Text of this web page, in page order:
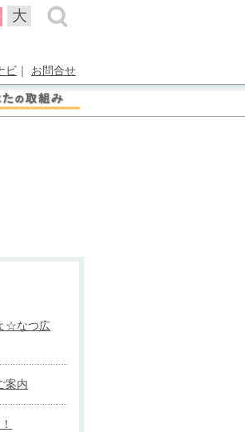
大
ビ ｜ お問合せ
☆なつ広
案内